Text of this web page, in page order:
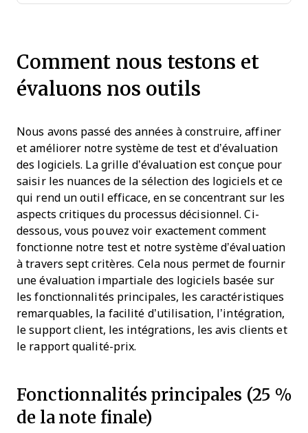
Comment nous testons et
évaluons nos outils
Nous avons passé des années à construire, affiner
et améliorer notre système de test et d’évaluation
des logiciels. La grille d’évaluation est conçue pour
saisir les nuances de la sélection des logiciels et ce
qui rend un outil efficace, en se concentrant sur les
aspects critiques du processus décisionnel. Ci-
dessous, vous pouvez voir exactement comment
fonctionne notre test et notre système d’évaluation
à travers sept critères. Cela nous permet de fournir
une évaluation impartiale des logiciels basée sur
les fonctionnalités principales, les caractéristiques
remarquables, la facilité d’utilisation, l’intégration,
le support client, les intégrations, les avis clients et
le rapport qualité-prix.
Fonctionnalités principales (25 %
de la note finale)